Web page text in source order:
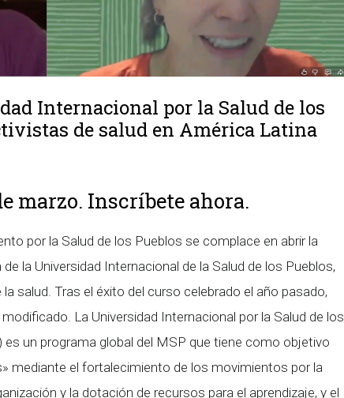
Internacional por la Salud de los
de salud en América Latina
marzo. Inscríbete ahora.
por la Salud de los Pueblos se complace en abrir la
la Universidad Internacional de la Salud de los Pueblos,
salud. Tras el éxito del curso celebrado el año pasado,
La Universidad Internacional por la Salud de los
un programa global del MSP que tiene como objetivo
mediante el fortalecimiento de los movimientos por la
y la dotación de recursos para el aprendizaje, y el